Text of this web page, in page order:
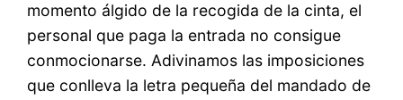
momento álgido de la recogida de la cinta, el
personal que paga la entrada no consigue
conmocionarse. Adivinamos las imposiciones
que conlleva la letra pequeña del mandado de